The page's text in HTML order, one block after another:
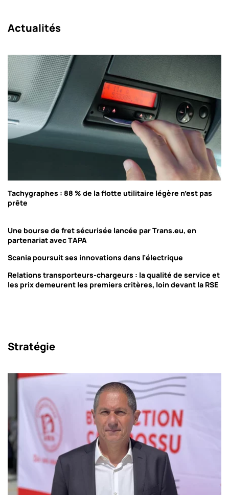
Actualités
Tachygraphes : 88 % de la flotte utilitaire légère n’est pas
prête
Une bourse de fret sécurisée lancée par Trans.eu, en
partenariat avec TAPA
Scania poursuit ses innovations dans l’électrique
Relations transporteurs-chargeurs : la qualité de service et
les prix demeurent les premiers critères, loin devant la RSE
Stratégie